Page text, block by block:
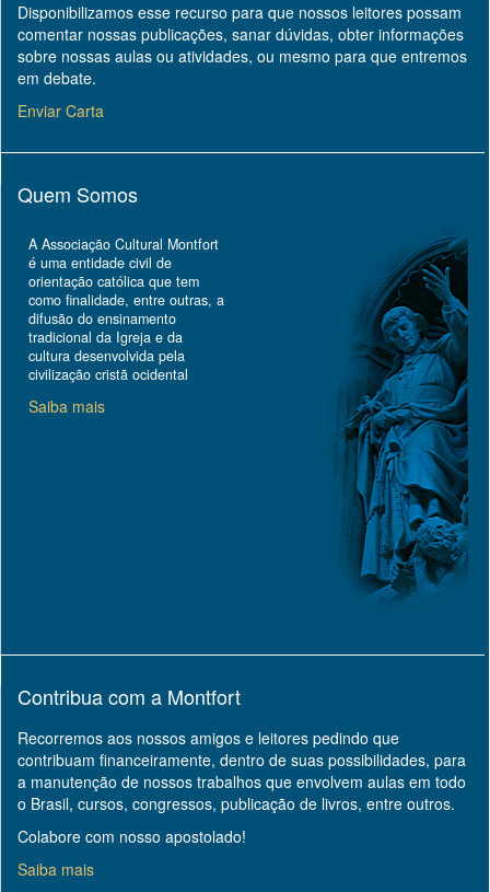
Disponibilizamos esse recurso para que nossos leitores possam
comentar nossas publicações, sanar dúvidas, obter informações
sobre nossas aulas ou atividades, ou mesmo para que entremos
em debate.
Enviar Carta
Quem Somos
A Associação Cultural Montfort
é uma entidade civil de
orientação católica que tem
como finalidade, entre outras, a
difusão do ensinamento
tradicional da Igreja e da
cultura desenvolvida pela
civilização cristã ocidental
Saiba mais
Contribua com a Montfort
Recorremos aos nossos amigos e leitores pedindo que
contribuam financeiramente, dentro de suas possibilidades, para
a manutenção de nossos trabalhos que envolvem aulas em todo
o Brasil, cursos, congressos, publicação de livros, entre outros.
Colabore com nosso apostolado!
Saiba mais